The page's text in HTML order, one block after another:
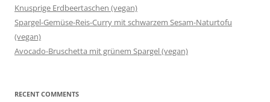
Knusprige Erdbeertaschen (vegan)
Spargel-Gemüse-Reis-Curry mit schwarzem Sesam-Naturtofu
(vegan)
Avocado-Bruschetta mit grünem Spargel (vegan)
RECENT COMMENTS